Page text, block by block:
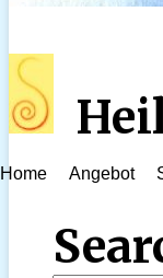
Home Angebot